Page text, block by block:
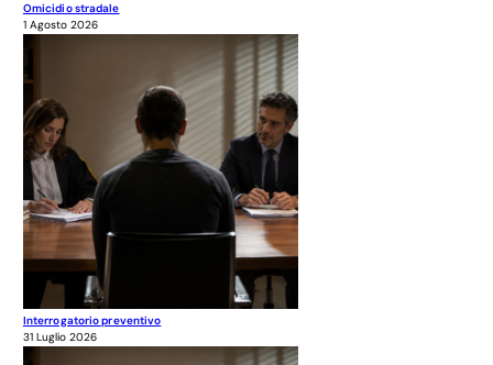
Omicidio stradale
1 Agosto 2026
Interrogatorio preventivo
31 Luglio 2026